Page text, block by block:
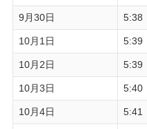
9月30日 5:38
10月1日 5:39
10月2日 5:39
10月3日 5:40
10月4日 5:41